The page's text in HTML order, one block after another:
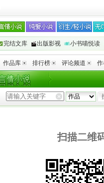
完结文库 出版影视 小书喵悦读
作品库 排行榜 评论频道 作
扫描二维